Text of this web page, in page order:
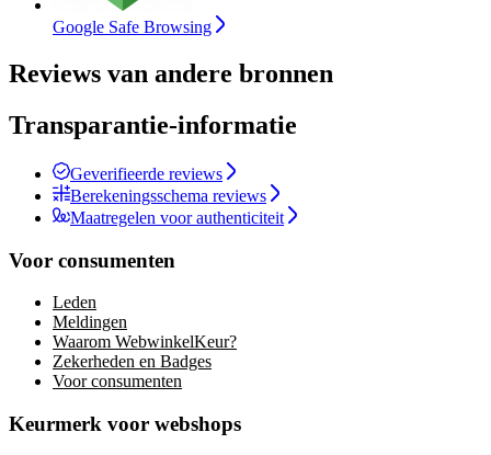
Google Safe Browsing
Reviews van andere bronnen
Transparantie-informatie
Geverifieerde reviews
Berekeningsschema reviews
Maatregelen voor authenticiteit
Voor consumenten
Leden
Meldingen
Waarom WebwinkelKeur?
Zekerheden en Badges
Voor consumenten
Keurmerk voor webshops